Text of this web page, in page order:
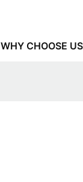
WHY CHOOSE US